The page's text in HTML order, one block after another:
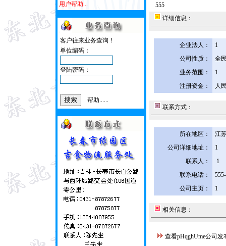
用户帮助...
客户往来业务查询！
单位编码：
登陆密码：
帮助......
555
详细信息：
企业法人：
1
公司性质：
全
业务范围：
1
注册资金：
人
联系方式：
所在地区：
江
公司详细地址：
1
联系人：
1
联系电话：
公司主页：
1
相关信息：
查看pHqghUme公司发